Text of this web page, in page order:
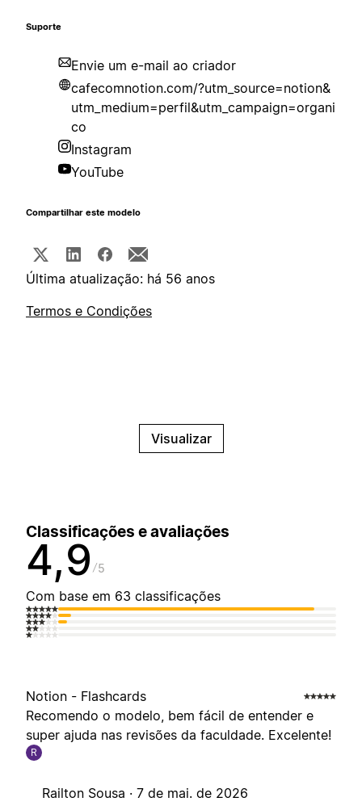
Suporte
Envie um e-mail ao criador
cafecomnotion.com/?utm_source=notion&
utm_medium=perfil&utm_campaign=organi
co
Instagram
YouTube
Compartilhar este modelo
Última atualização: há 56 anos
Termos e Condições
Visualizar
Classificações e avaliações
4,9 5
Com base em 63 classificações
Notion - Flashcards
Recomendo o modelo, bem fácil de entender e
super ajuda nas revisões da faculdade. Excelente!
R
Railton Sousa · 7 de mai. de 2026